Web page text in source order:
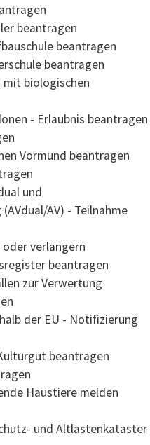
beantragen
beantragen
beantragen
biologischen
- Erlaubnis beantragen
Vormund beantragen
und
AV) - Teilnahme
verlängern
beantragen
zur Verwertung
der EU - Notifizierung
beantragen
Haustiere melden
und Altlastenkataster